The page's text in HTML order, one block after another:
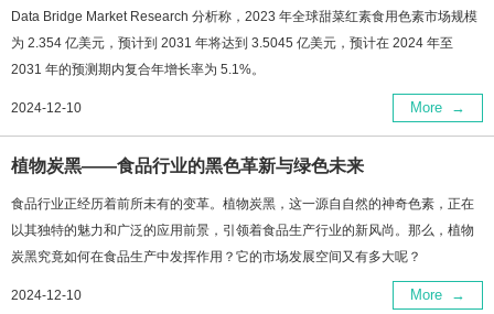
Data Bridge Market Research 分析称，2023 年全球甜菜红素食用色素市场规模
为 2.354 亿美元，预计到 2031 年将达到 3.5045 亿美元，预计在 2024 年至
2031 年的预测期内复合年增长率为 5.1%。
2024-12-10 More →
植物炭黑——食品行业的黑色革新与绿色未来
食品行业正经历着前所未有的变革。植物炭黑，这一源自自然的神奇色素，正在
以其独特的魅力和广泛的应用前景，引领着食品生产行业的新风尚。那么，植物
炭黑究竟如何在食品生产中发挥作用？它的市场发展空间又有多大呢？
2024-12-10 More →